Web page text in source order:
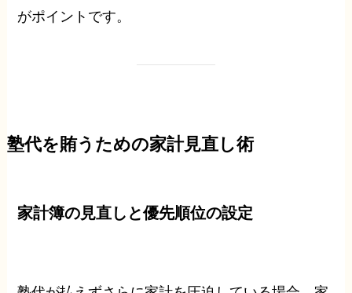
がポイントです。
塾代を賄うための家計見直し術
家計簿の見直しと優先順位の設定